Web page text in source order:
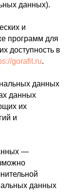
данных).
и
программ для
доступность в
gorafit.ru.
данных
данных
их
и
—
данных